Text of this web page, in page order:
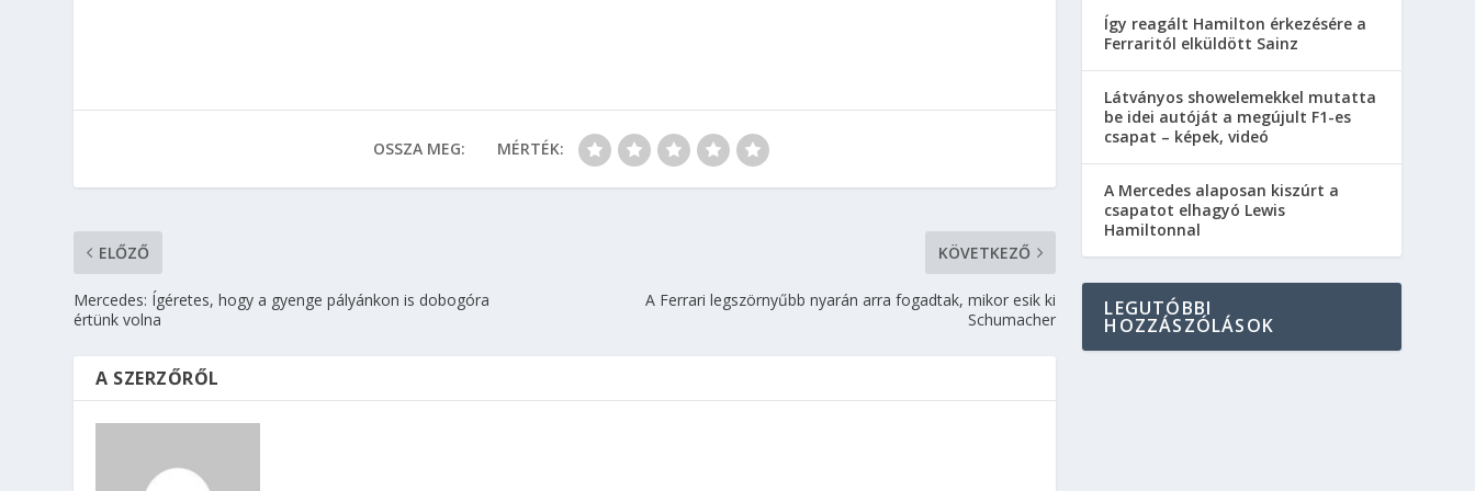
OSSZA MEG: MÉRTÉK:
ELŐZŐ
Mercedes: Ígéretes, hogy a gyenge pályánkon is dobogóra
értünk volna
KÖVETKEZŐ
A Ferrari legszörnyűbb nyarán arra fogadtak, mikor esik ki
Schumacher
A SZERZŐRŐL
Így reagált Hamilton érkezésére a
Ferraritól elküldött Sainz
Látványos showelemekkel mutatta
be idei autóját a megújult F1-es
csapat – képek, videó
A Mercedes alaposan kiszúrt a
csapatot elhagyó Lewis
Hamiltonnal
LEGUTÓBBI
HOZZÁSZÓLÁSOK